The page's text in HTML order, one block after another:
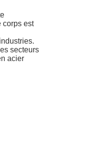
corps est
secteurs
acier